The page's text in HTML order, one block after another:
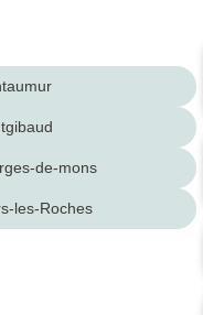
de-mons
les-Roches